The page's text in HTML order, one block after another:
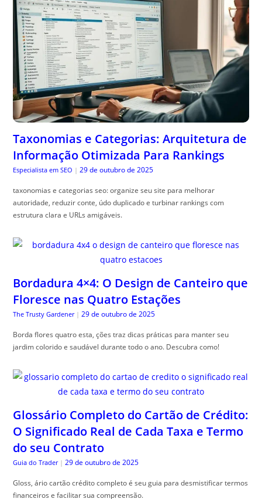
Taxonomias e Categorias: Arquitetura de
Informação Otimizada Para Rankings
Especialista em SEO | 29 de outubro de 2025
taxonomias e categorias seo: organize seu site para melhorar
autoridade, reduzir conte, údo duplicado e turbinar rankings com
estrutura clara e URLs amigáveis.
Bordadura 4×4: O Design de Canteiro que
Floresce nas Quatro Estações
The Trusty Gardener | 29 de outubro de 2025
Borda flores quatro esta, ções traz dicas práticas para manter seu
jardim colorido e saudável durante todo o ano. Descubra como!
Glossário Completo do Cartão de Crédito:
O Significado Real de Cada Taxa e Termo
do seu Contrato
Guia do Trader | 29 de outubro de 2025
Gloss, ário cartão crédito completo é seu guia para desmistificar termos
financeiros e facilitar sua compreensão.